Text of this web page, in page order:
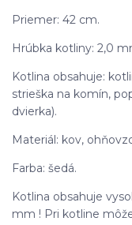
Priemer: 42 cm.
Hrúbka kotliny: 2,0
Kotlina obsahuje:
strieška na komín,
dvierka).
Materiál: kov,
Farba: šedá.
Kotlina obsahuje
mm ! Pri kotline